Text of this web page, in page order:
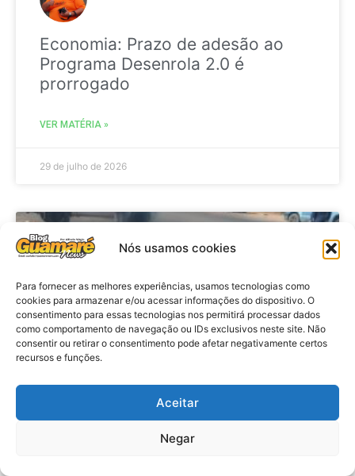
Nós usamos cookies
Para fornecer as melhores experiências, usamos tecnologias como
cookies para armazenar e/ou acessar informações do dispositivo. O
consentimento para essas tecnologias nos permitirá processar dados
como comportamento de navegação ou IDs exclusivos neste site. Não
consentir ou retirar o consentimento pode afetar negativamente certos
recursos e funções.
Aceitar
Negar
Economia: Prazo de adesão ao
Programa Desenrola 2.0 é
prorrogado
VER MATÉRIA »
29 de julho de 2026
Acidente: A caminho do trabalho
professora se envolve em